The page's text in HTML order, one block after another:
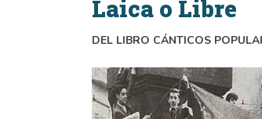
Laica o Libre
DEL LIBRO CÁNTICOS